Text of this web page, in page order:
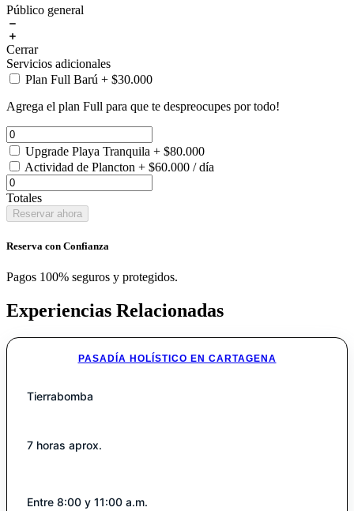
Público general
Cerrar
Servicios adicionales
Plan Full Barú + $30.000
Agrega el plan Full para que te despreocupes por todo!
Upgrade Playa Tranquila + $80.000
Actividad de Plancton + $60.000 / día
Totales
Reservar ahora
Reserva con Confianza
Pagos 100% seguros y protegidos.
Experiencias Relacionadas
PASADÍA HOLÍSTICO EN CARTAGENA
Tierrabomba
7 horas aprox.
Entre 8:00 y 11:00 a.m.